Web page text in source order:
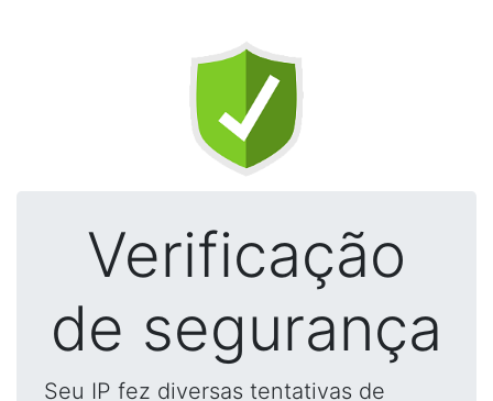
Verificação
de segurança
Seu IP fez diversas tentativas de